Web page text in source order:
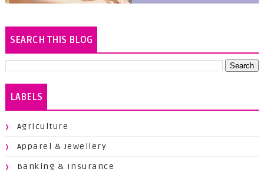
SEARCH THIS BLOG
LABELS
Agriculture
Apparel & Jewellery
Banking & Insurance